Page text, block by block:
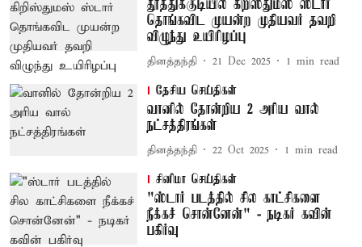
தூத்துக்குடியில் கிறிஸ்துமஸ் ஸ்டார்
தொங்கவிட முயன்ற முதியவர் தவறி
விழுந்து உயிரிழப்பு
தினத்தந்தி 21 Dec 2025 1 min read
தேசிய செய்திகள்
வானில் தோன்றிய 2 அரிய வால்
நட்சத்திரங்கள்
தினத்தந்தி 22 Oct 2025 1 min read
சினிமா செய்திகள்
"ஸ்டார் படத்தில் சில காட்சிகளை
நீக்கச் சொன்னேன்" - நடிகர் கவின்
பகிர்வு